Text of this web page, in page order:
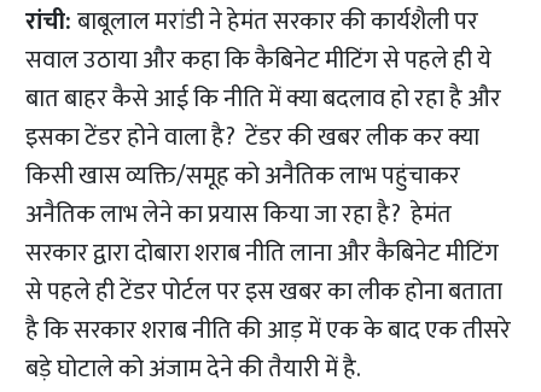
रांची:बाबूलाल मरांडी ने हेमंत सरकार की कार्यशैली पर
सवाल उठाया और कहा कि कैबिनेट मीटिंग से पहले ही ये
बात बाहर कैसे आई कि नीति में क्या बदलाव हो रहा है और
इसका टेंडर होने वाला है? टेंडर की खबर लीक कर क्या
किसी खास व्यक्ति/समूह को अनैतिक लाभ पहुंचाकर
अनैतिक लाभ लेने का प्रयास किया जा रहा है? हेमंत
सरकार द्वारा दोबारा शराब नीति लाना और कैबिनेट मीटिंग
से पहले ही टेंडर पोर्टल पर इस खबर का लीक होना बताता
है कि सरकार शराब नीति की आड़ में एक के बाद एक तीसरे
बड़े घोटाले को अंजाम देने की तैयारी में है.